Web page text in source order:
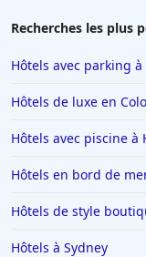
Recherches les plus
Hôtels avec parking
Hôtels de luxe en
Hôtels avec piscine à
Hôtels en bord de
Hôtels de style
Hôtels à Sydney